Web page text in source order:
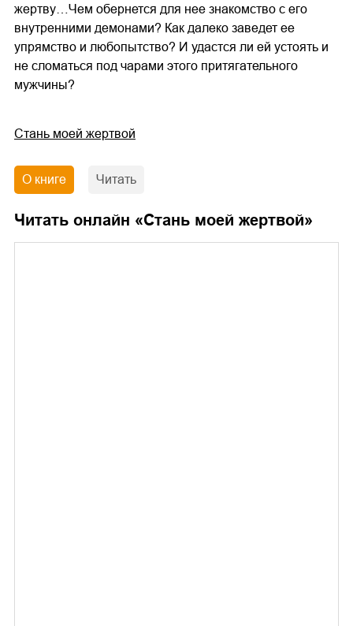
жертву…Чем обернется для нее знакомство с его
внутренними демонами? Как далеко заведет ее
упрямство и любопытство? И удастся ли ей устоять и
не сломаться под чарами этого притягательного
мужчины?
Стань моей жертвой
О книге Читать
Читать онлайн «Стань моей жертвой»